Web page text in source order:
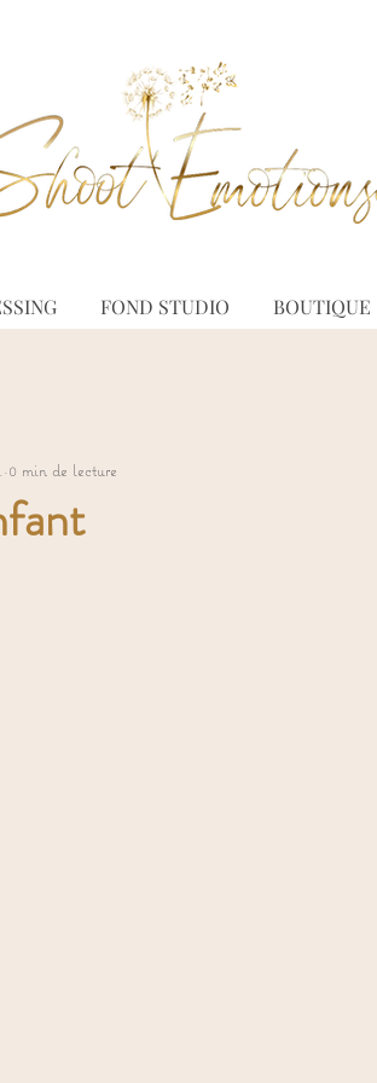
FOND STUDIO BOUTIQUE
0 min de lecture